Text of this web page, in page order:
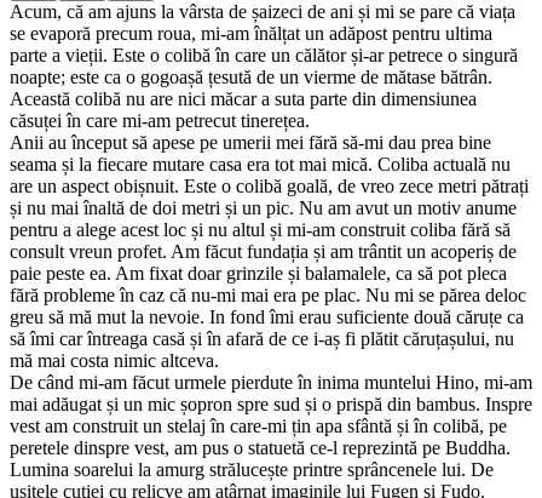
Acum, că am ajuns la vârsta de șaizeci de ani și mi se pare că viața
se evaporă precum roua, mi-am înălțat un adăpost pentru ultima
parte a vieții. Este o colibă în care un călător și-ar petrece o singură
noapte; este ca o gogoașă țesută de un vierme de mătase bătrân.
Această colibă nu are nici măcar a suta parte din dimensiunea
căsuței în care mi-am petrecut tinerețea.
Anii au început să apese pe umerii mei fără să-mi dau prea bine
seama și la fiecare mutare casa era tot mai mică. Coliba actuală nu
are un aspect obișnuit. Este o colibă goală, de vreo zece metri pătrați
și nu mai înaltă de doi metri și un pic. Nu am avut un motiv anume
pentru a alege acest loc și nu altul și mi-am construit coliba fără să
consult vreun profet. Am făcut fundația și am trântit un acoperiș de
paie peste ea. Am fixat doar grinzile și balamalele, ca să pot pleca
fără probleme în caz că nu-mi mai era pe plac. Nu mi se părea deloc
greu să mă mut la nevoie. In fond îmi erau suficiente două căruțe ca
să îmi car întreaga casă și în afară de ce i-aș fi plătit căruțașului, nu
mă mai costa nimic altceva.
De când mi-am făcut urmele pierdute în inima muntelui Hino, mi-am
mai adăugat și un mic șopron spre sud și o prispă din bambus. Inspre
vest am construit un stelaj în care-mi țin apa sfântă și în colibă, pe
peretele dinspre vest, am pus o statuetă ce-l reprezintă pe Buddha.
Lumina soarelui la amurg strălucește printre sprâncenele lui. De
ușițele cutiei cu relicve am atârnat imaginile lui Fugen și Fudo.